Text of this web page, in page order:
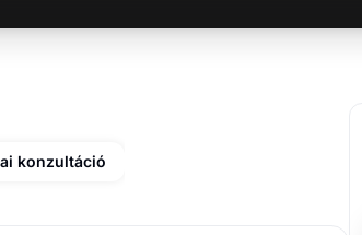
konzultáció